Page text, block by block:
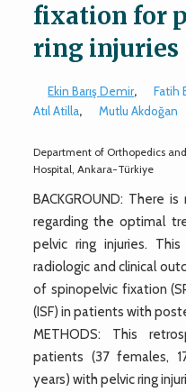
fixation for
ring injuries
Ekin Barış Demir, Fatih
Atıl Atilla, Mutlu Akdoğan
Department of Orthopedics
Hospital, Ankara-Türkiye
BACKGROUND: There
regarding the optimal
pelvic ring injuries.
radiologic and clinical
of spinopelvic fixation
(ISF) in patients with
METHODS: This
patients (37 females,
years) with pelvic ring